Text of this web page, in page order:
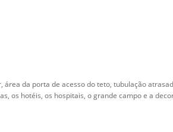
da porta de acesso do teto, tubulação
os hotéis, os hospitais, o grande campo e a